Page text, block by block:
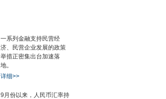
一系列金融支持民营经
济、民营企业发展的政策
举措正密集出台加速落
地。
详细>>
9月份以来，人民币汇率持